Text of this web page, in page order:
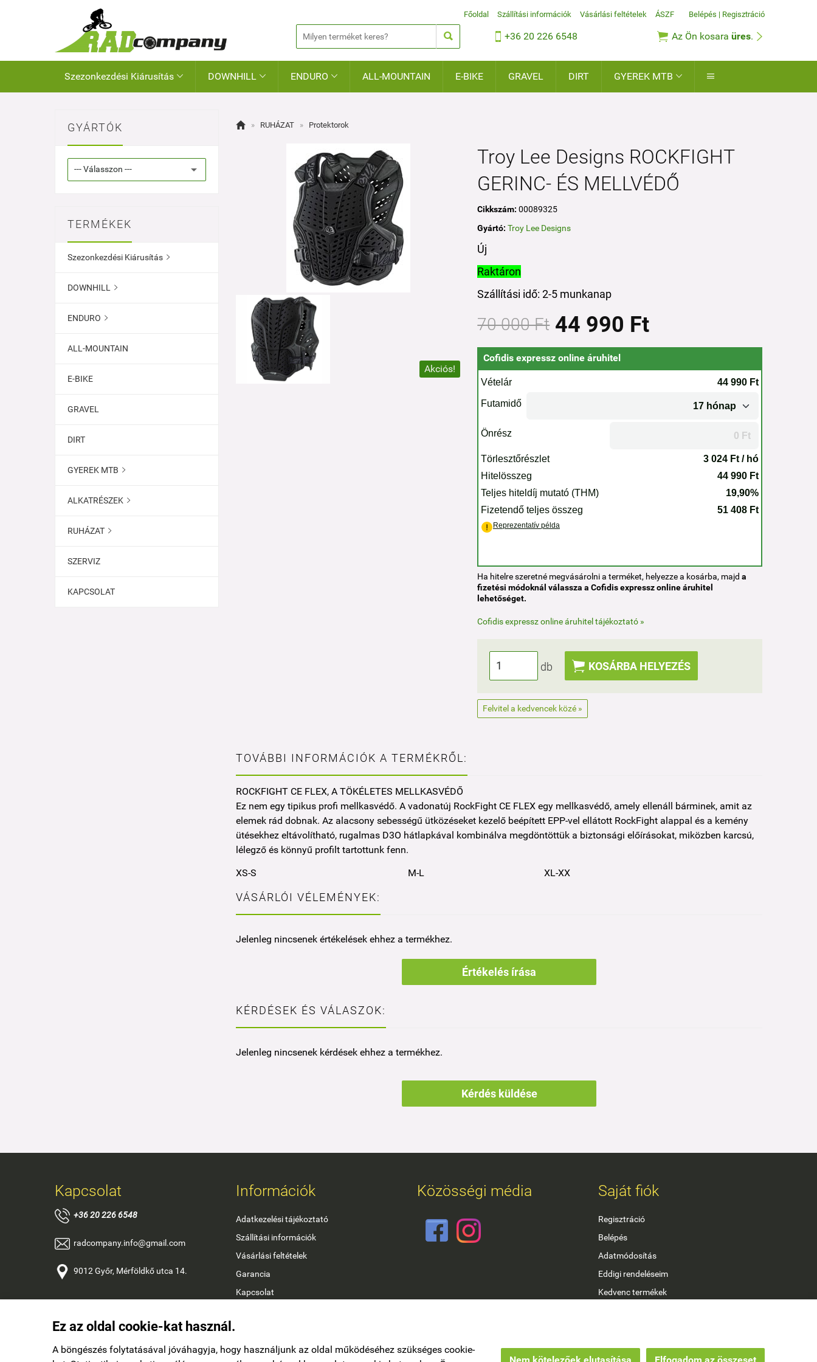
Ez az oldal cookie-kat használ.
A böngészés folytatásával jóváhagyja, hogy használjunk az oldal működéséhez szükséges cookie-
Nem kötelezőek elutasítása Elfogadom az összeset
  +36 20 226 6548  Az Ön kosara üres. 
Főoldal Szállítási információk Vásárlási feltételek ÁSZF Belépés | Regisztráció
Szezonkezdési Kiárusítás  DOWNHILL  ENDURO  ALL-MOUNTAIN E-BIKE GRAVEL DIRT GYEREK MTB  
GYÁRTÓK
TERMÉKEK
Szezonkezdési Kiárusítás 
DOWNHILL 
ENDURO 
ALL-MOUNTAIN
E-BIKE
GRAVEL
DIRT
GYEREK MTB 
ALKATRÉSZEK 
RUHÁZAT 
SZERVIZ
KAPCSOLAT
 » RUHÁZAT » Protektorok
Akciós!
Troy Lee Designs ROCKFIGHT
GERINC- ÉS MELLVÉDŐ
Cikkszám: 00089325
Gyártó:Troy Lee Designs
Új
Raktáron
Szállítási idő: 2-5 munkanap
70 000 Ft 44 990 Ft
Cofidis expressz online áruhitel
Ha hitelre szeretné megvásárolni a terméket, helyezze a kosárba, majda
fizetési módoknál válassza a Cofidis expressz online áruhitel
lehetőséget.
Cofidis expressz online áruhitel tájékoztató »
db  KOSÁRBA HELYEZÉS
Felvitel a kedvencek közé »
TOVÁBBI INFORMÁCIÓK A TERMÉKRŐL:
ROCKFIGHT CE FLEX, A TÖKÉLETES MELLKASVÉDŐ
Ez nem egy tipikus profi mellkasvédő. A vadonatúj RockFight CE FLEX egy mellkasvédő, amely ellenáll bárminek, amit az
elemek rád dobnak. Az alacsony sebességű ütközéseket kezelő beépített EPP-vel ellátott RockFight alappal és a kemény
ütésekhez eltávolítható, rugalmas D3O hátlapkával kombinálva megdöntöttük a biztonsági előírásokat, miközben karcsú,
lélegző és könnyű profilt tartottunk fenn.
XS-S
M-L XL-XX
VÁSÁRLÓI VÉLEMÉNYEK:
Jelenleg nincsenek értékelések ehhez a termékhez.
Értékelés írása
KÉRDÉSEK ÉS VÁLASZOK:
Jelenleg nincsenek kérdések ehhez a termékhez.
Kérdés küldése
Kapcsolat
+36 20 226 6548
radcompany.info@gmail.com
9012 Győr, Mérföldkő utca 14.
Információk
Adatkezelési tájékoztató
Szállítási információk
Vásárlási feltételek
Garancia
Kapcsolat
Közösségi média Saját fiók
Regisztráció
Belépés
Adatmódosítás
Eddigi rendeléseim
Kedvenc termékek